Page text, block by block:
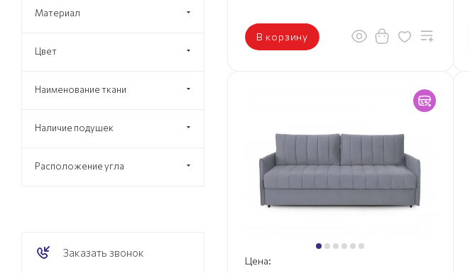
В корзину
Цена:
Материал
Цвет
Наименование ткани
Наличие подушек
Расположение угла
Заказать звонок